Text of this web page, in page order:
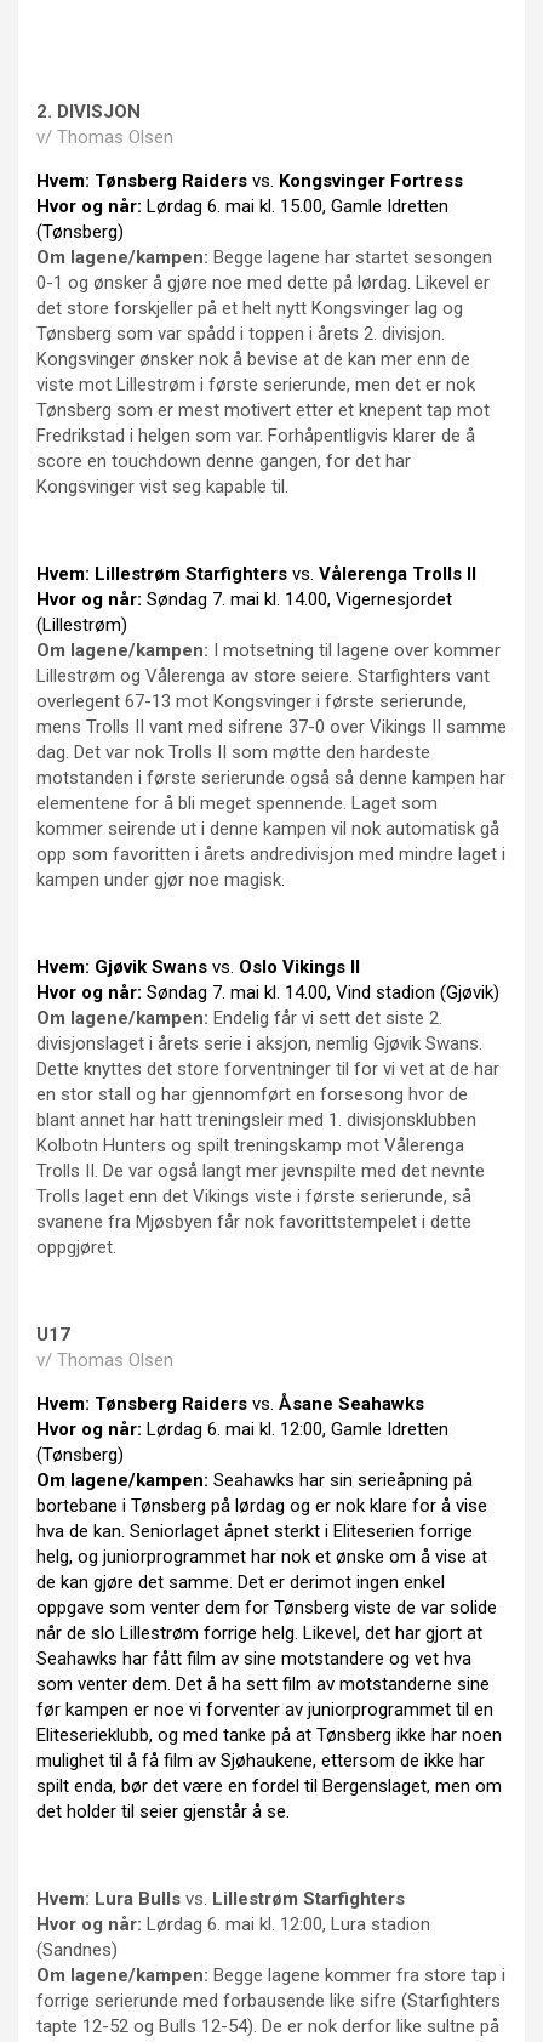
2. DIVISJON
v/ Thomas Olsen
Hvem: Tønsberg Raiders vs. Kongsvinger Fortress
Hvor og når: Lørdag 6. mai kl. 15.00, Gamle Idretten
(Tønsberg)
Om lagene/kampen: Begge lagene har startet sesongen
0-1 og ønsker å gjøre noe med dette på lørdag. Likevel er
det store forskjeller på et helt nytt Kongsvinger lag og
Tønsberg som var spådd i toppen i årets 2. divisjon.
Kongsvinger ønsker nok å bevise at de kan mer enn de
viste mot Lillestrøm i første serierunde, men det er nok
Tønsberg som er mest motivert etter et knepent tap mot
Fredrikstad i helgen som var. Forhåpentligvis klarer de å
score en touchdown denne gangen, for det har
Kongsvinger vist seg kapable til.
Hvem: Lillestrøm Starfighters vs. Vålerenga Trolls II
Hvor og når: Søndag 7. mai kl. 14.00, Vigernesjordet
(Lillestrøm)
Om lagene/kampen: I motsetning til lagene over kommer
Lillestrøm og Vålerenga av store seiere. Starfighters vant
overlegent 67-13 mot Kongsvinger i første serierunde,
mens Trolls II vant med sifrene 37-0 over Vikings II samme
dag. Det var nok Trolls II som møtte den hardeste
motstanden i første serierunde også så denne kampen har
elementene for å bli meget spennende. Laget som
kommer seirende ut i denne kampen vil nok automatisk gå
opp som favoritten i årets andredivisjon med mindre laget i
kampen under gjør noe magisk.
Hvem: Gjøvik Swans vs. Oslo Vikings II
Hvor og når: Søndag 7. mai kl. 14.00, Vind stadion (Gjøvik)
Om lagene/kampen: Endelig får vi sett det siste 2.
divisjonslaget i årets serie i aksjon, nemlig Gjøvik Swans.
Dette knyttes det store forventninger til for vi vet at de har
en stor stall og har gjennomført en forsesong hvor de
blant annet har hatt treningsleir med 1. divisjonsklubben
Kolbotn Hunters og spilt treningskamp mot Vålerenga
Trolls II. De var også langt mer jevnspilte med det nevnte
Trolls laget enn det Vikings viste i første serierunde, så
svanene fra Mjøsbyen får nok favorittstempelet i dette
oppgjøret.
U17
v/ Thomas Olsen
Hvem: Tønsberg Raiders vs. Åsane Seahawks
Hvor og når: Lørdag 6. mai kl. 12:00, Gamle Idretten
(Tønsberg)
Om lagene/kampen: Seahawks har sin serieåpning på
bortebane i Tønsberg på lørdag og er nok klare for å vise
hva de kan. Seniorlaget åpnet sterkt i Eliteserien forrige
helg, og juniorprogrammet har nok et ønske om å vise at
de kan gjøre det samme. Det er derimot ingen enkel
oppgave som venter dem for Tønsberg viste de var solide
når de slo Lillestrøm forrige helg. Likevel, det har gjort at
Seahawks har fått film av sine motstandere og vet hva
som venter dem. Det å ha sett film av motstanderne sine
før kampen er noe vi forventer av juniorprogrammet til en
Eliteserieklubb, og med tanke på at Tønsberg ikke har noen
mulighet til å få film av Sjøhaukene, ettersom de ikke har
spilt enda, bør det være en fordel til Bergenslaget, men om
det holder til seier gjenstår å se.
Hvem: Lura Bulls vs. Lillestrøm Starfighters
Hvor og når: Lørdag 6. mai kl. 12:00, Lura stadion
(Sandnes)
Om lagene/kampen: Begge lagene kommer fra store tap i
forrige serierunde med forbausende like sifre (Starfighters
tapte 12-52 og Bulls 12-54). De er nok derfor like sultne på